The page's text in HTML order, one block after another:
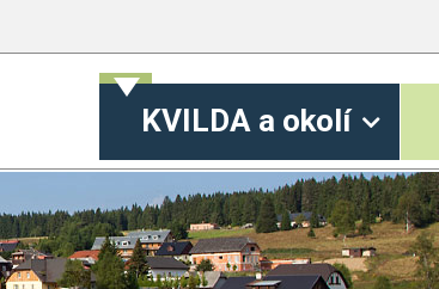
KVILDA a okolí